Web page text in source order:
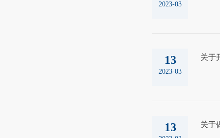
2023-03
13
2023-03
关于
13 关于